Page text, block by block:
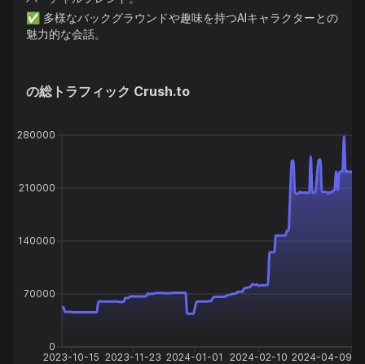
✅ 多様なバックグラウンドや趣味を持つAIキャラクターとの
魅力的な会話。
の総トラフィック Crush.to
2023-10-15 2023-11-23 2024-01-01 2024-02-10 2024-04-09
0
70000
140000
210000
280000